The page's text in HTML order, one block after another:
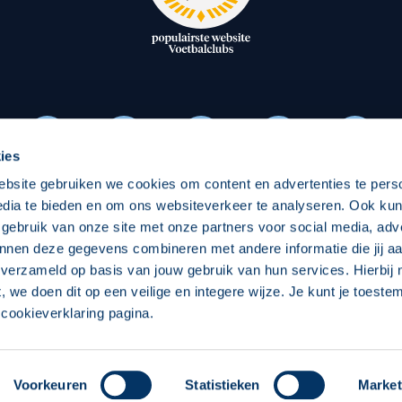
gebruiken we cookies om content en advertenties te
te bieden en om ons websiteverkeer te analyseren. Ook
van onze site met onze partners voor social media,
deze gegevens combineren met andere informatie die jij
op basis van jouw gebruik van hun services. Hierbij
we doen dit op een veilige en integere wijze. Je kunt je
pagina.
Voorkeuren Statistieken
Strategisch partners
Businesspartners
Economie
Over economie
Projecten economie
Download onze App
Zwolle Concept, Ontwerp en Technische Realisatie: